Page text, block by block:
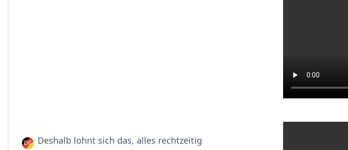
Deshalb lohnt sich das, alles rechtzeitig